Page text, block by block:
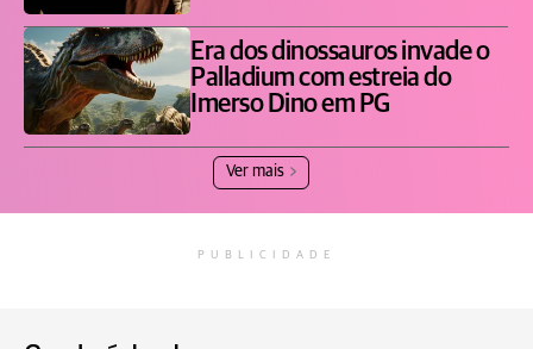
Era dos dinossauros invade o
Palladium com estreia do
Imerso Dino em PG
Ver mais
PUBLICIDADE